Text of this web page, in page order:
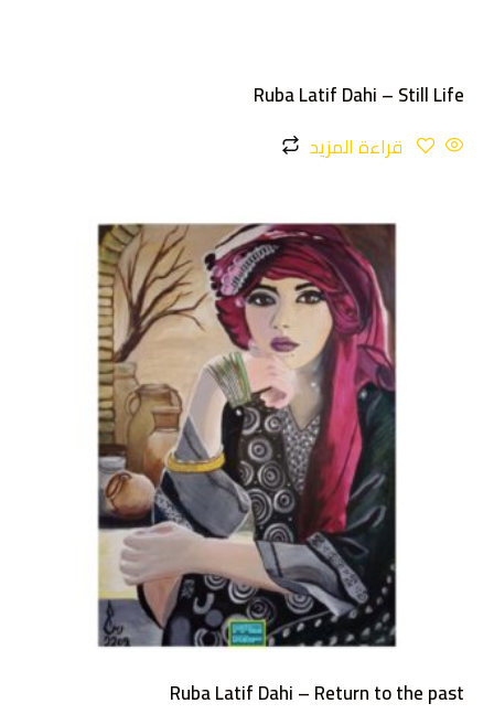
Ruba Latif Dahi – Still Life
قراءة المزيد
Ruba Latif Dahi – Return to the past